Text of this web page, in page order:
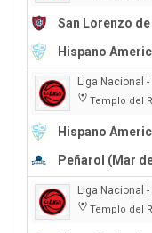
San Lorenzo
Hispano
Liga Nacional
Templo del Rock
Hispano
Peñarol (Mar
Liga Nacional
Templo del Rock